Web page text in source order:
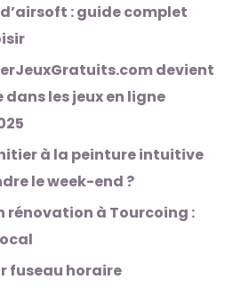
: guide complet
devient
dans les jeux en ligne
à la peinture intuitive
le week-end ?
rénovation à Tourcoing :
fuseau horaire